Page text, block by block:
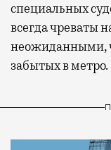
специальных
всегда чреваты
неожиданными,
забытых в метро.